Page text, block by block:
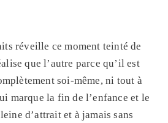
réveille ce moment teinté de
que l’autre parce qu’il est
soi-même, ni tout à
marque la fin de l’enfance et le
d’attrait et à jamais sans